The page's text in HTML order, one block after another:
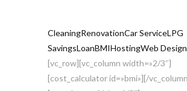
CleaningRenovationCar ServiceLPG
SavingsLoanBMIHostingWeb Design
[vc_row][vc_column width=»2/3″]
[cost_calculator id=»bmi»][/